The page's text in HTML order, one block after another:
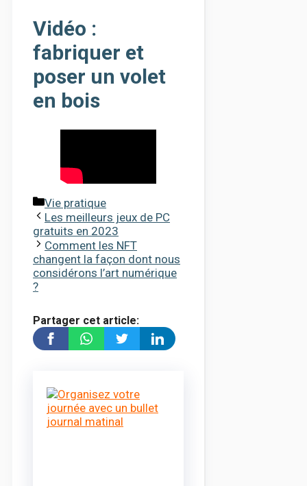
Vidéo :
fabriquer et
poser un volet
en bois
Catégories
Vie pratique
Les meilleurs jeux de PC
gratuits en 2023
Comment les NFT
changent la façon dont nous
considérons l’art numérique
?
Partager cet article: